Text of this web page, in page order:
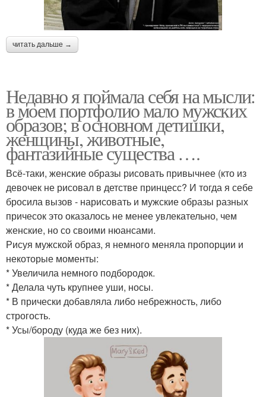
читать дальше →
Недавно я поймала себя на мысли:
в моем портфолио мало мужских
образов; в основном детишки,
женщины, животные,
фантазийные существа ….
Всё-таки, женские образы рисовать привычнее (кто из
девочек не рисовал в детстве принцесс? И тогда я себе
бросила вызов - нарисовать и мужские образы разных
причесок это оказалось не менее увлекательно, чем
женские, но со своими нюансами.
Рисуя мужской образ, я немного меняла пропорции и
некоторые моменты:
* Увеличила немного подбородок.
* Делала чуть крупнее уши, носы.
* В прически добавляла либо небрежность, либо
строгость.
* Усы/бороду (куда же без них).